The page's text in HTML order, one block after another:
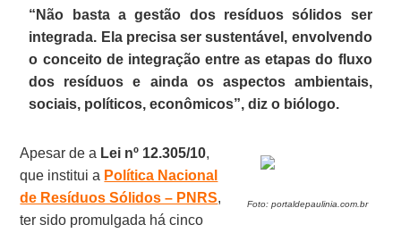
“Não basta a gestão dos resíduos sólidos ser
integrada. Ela precisa ser sustentável, envolvendo
o conceito de integração entre as etapas do fluxo
dos resíduos e ainda os aspectos ambientais,
sociais, políticos, econômicos”, diz o biólogo.
Foto: portaldepaulinia.com.br
Apesar de a Lei nº 12.305/10,
que institui a Política Nacional
de Resíduos Sólidos – PNRS,
ter sido promulgada há cinco